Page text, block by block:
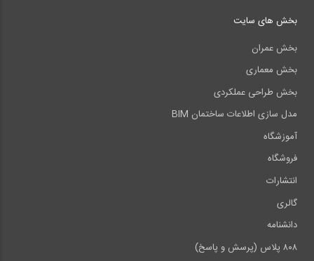
بخش های سایت
بخش عمران
بخش معماری
بخش طراحی عملکردی
مدل سازی اطلاعات ساختمان BIM
آموزشگاه
فروشگاه
انتشارات
گالری
دانشنامه
۸۰۸ پلاس (پرسش و پاسخ)